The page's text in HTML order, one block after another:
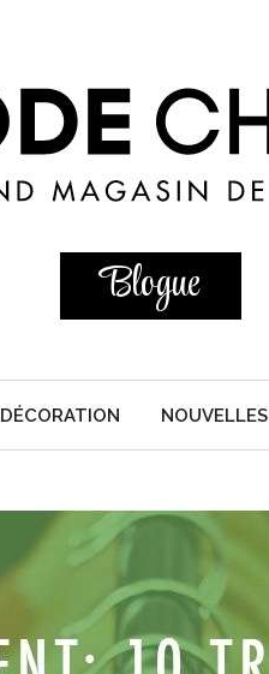
Blogue
DÉCORATION NOUVELLES